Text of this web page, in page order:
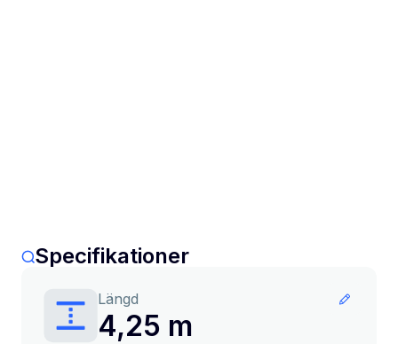
Specifikationer
Längd
4,25 m